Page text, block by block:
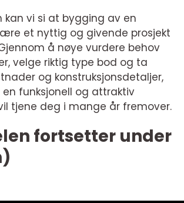
kan vi si at bygging av en
et nyttig og givende prosjekt
å nøye vurdere behov
velge riktig type bod og ta
og konstruksjonsdetaljer,
en funksjonell og attraktiv
tjene deg i mange år fremover.
fortsetter under